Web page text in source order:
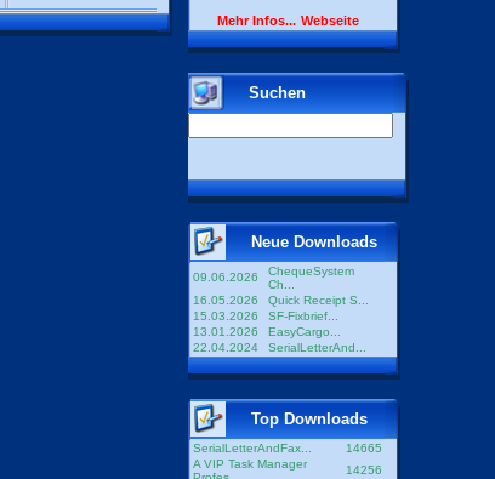
Mehr Infos... Webseite
Suchen
Neue Downloads
09.06.2026
ChequeSystem
Ch...
16.05.2026
Quick Receipt S...
15.03.2026
SF-Fixbrief...
13.01.2026
EasyCargo...
22.04.2024
SerialLetterAnd...
Top Downloads
SerialLetterAndFax...
14665
A VIP Task Manager
14256